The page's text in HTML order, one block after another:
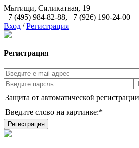
Мытищи, Силикатная, 19
+7 (495) 984-82-88, +7 (926) 190-24-00
Вход / Регистрация
Регистрация
Защита от автоматической регистрации
Введите слово на картинке:*